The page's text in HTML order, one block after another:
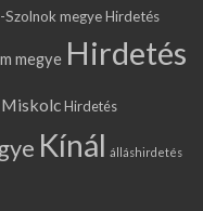
Szolnok megyeHirdetés
megye Hirdetés
Hirdetés
Kínál álláshirdetés